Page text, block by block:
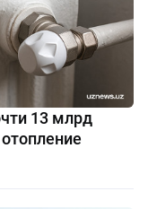
13 млрд